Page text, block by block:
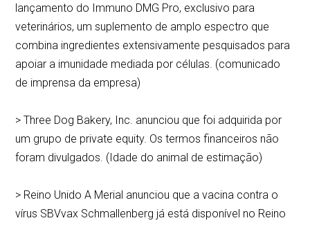
lançamento do Immuno DMG Pro, exclusivo para
veterinários, um suplemento de amplo espectro que
combina ingredientes extensivamente pesquisados para
apoiar a imunidade mediada por células. (comunicado
de imprensa da empresa)
> Three Dog Bakery, Inc. anunciou que foi adquirida por
um grupo de private equity. Os termos financeiros não
foram divulgados. (Idade do animal de estimação)
> Reino Unido A Merial anunciou que a vacina contra o
vírus SBVvax Schmallenberg já está disponível no Reino